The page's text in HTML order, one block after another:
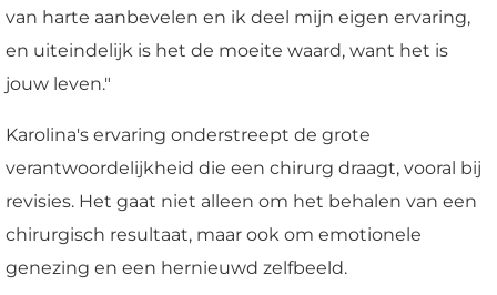
van harte aanbevelen en ik deel mijn eigen ervaring,
en uiteindelijk is het de moeite waard, want het is
jouw leven."
Karolina's ervaring onderstreept de grote
verantwoordelijkheid die een chirurg draagt, vooral bij
revisies. Het gaat niet alleen om het behalen van een
chirurgisch resultaat, maar ook om emotionele
genezing en een hernieuwd zelfbeeld.